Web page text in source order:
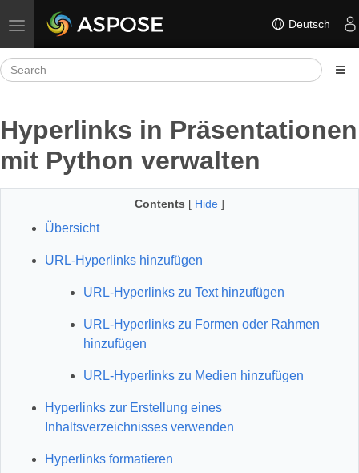
Toggle navigation Deutsch
Hyperlinks in Präsentationen
mit Python verwalten
Contents [ Hide ]
Übersicht
URL‑Hyperlinks hinzufügen
URL‑Hyperlinks zu Text hinzufügen
URL‑Hyperlinks zu Formen oder Rahmen
hinzufügen
URL‑Hyperlinks zu Medien hinzufügen
Hyperlinks zur Erstellung eines
Inhaltsverzeichnisses verwenden
Hyperlinks formatieren